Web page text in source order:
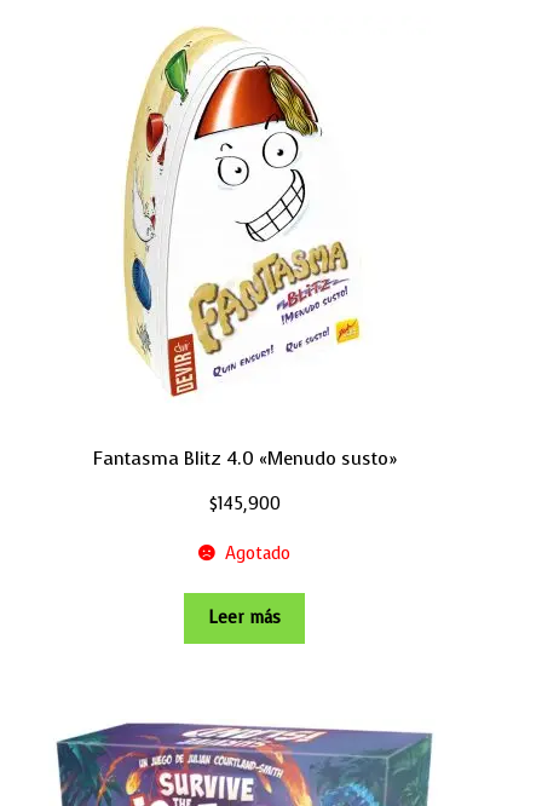
Fantasma Blitz 4.0 «Menudo susto»
$145,900
Agotado
Leer más